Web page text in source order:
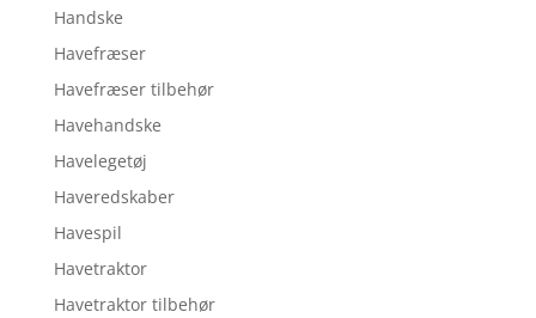
Handske
Havefræser
Havefræser tilbehør
Havehandske
Havelegetøj
Haveredskaber
Havespil
Havetraktor
Havetraktor tilbehør